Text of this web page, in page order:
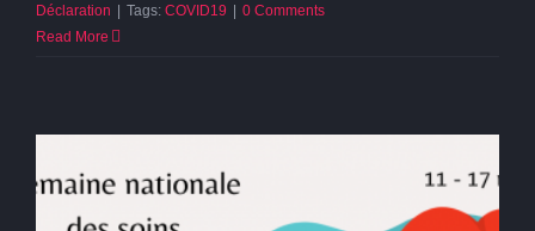
Déclaration | Tags: COVID19 | 0 Comments
Read More